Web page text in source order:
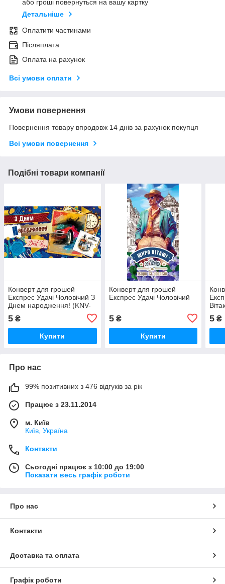
або гроші повернуться на вашу картку
Детальніше
Оплатити частинами
Післяплата
Оплата на рахунок
Всі умови оплати
Умови повернення
Повернення товару впродовж 14 днів за рахунок покупця
Всі умови повернення
Подібні товари компанії
Конверт для грошей
Експрес Удачі Чоловічий З
Днем народження! (KNV-
5 ₴
Купити
Конверт для грошей
Експрес Удачі Чоловічий
5₴
Купити
5 ₴
Про нас
99% позитивних з 476 відгуків за рік
Працює з 23.11.2014
м. Київ
Київ, Україна
Контакти
Сьогодні працює з 10:00 до 19:00
Показати весь графік роботи
Про нас
Контакти
Доставка та оплата
Графік роботи